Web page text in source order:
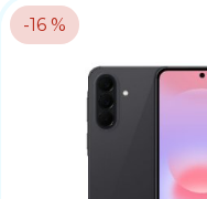
-16 %